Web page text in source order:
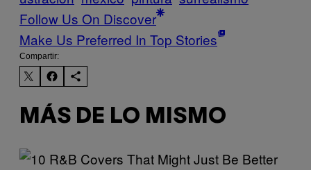
Follow Us On Discover
Make Us Preferred In Top Stories
Compartir:
MÁS DE LO MISMO